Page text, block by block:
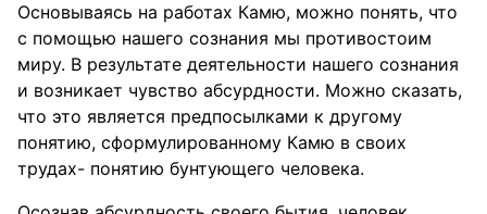
Основываясь на работах Камю, можно понять, что
с помощью нашего сознания мы противостоим
миру. В результате деятельности нашего сознания
и возникает чувство абсурдности. Можно сказать,
что это является предпосылками к другому
понятию, сформулированному Камю в своих
трудах- понятию бунтующего человека.